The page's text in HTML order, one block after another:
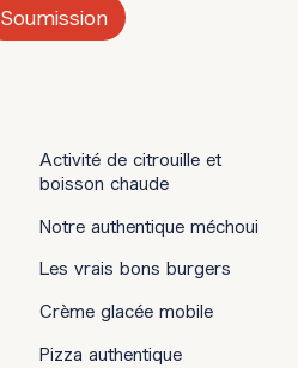
Soumission
Activité de citrouille et
boisson chaude
Notre authentique méchoui
Les vrais bons burgers
Crème glacée mobile
Pizza authentique